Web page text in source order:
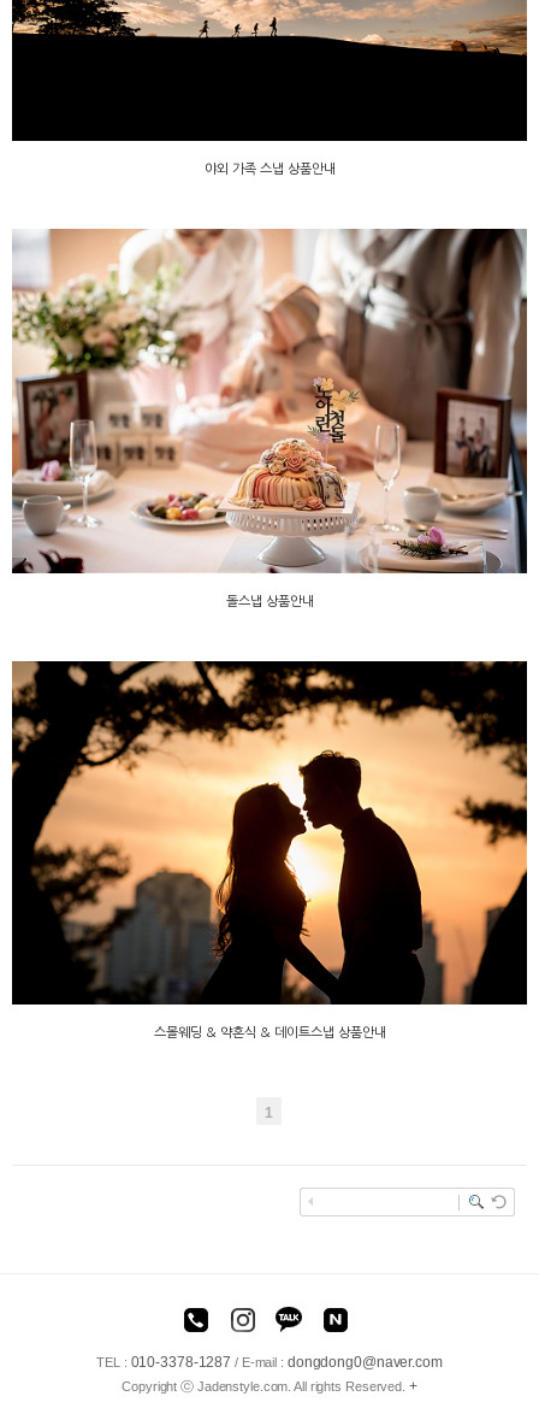
야외 가족 스냅 상품안내
돌스냅 상품안내
돌스냅 상품안내
스몰웨딩 & 약혼식 & 데이트스냅 상품안내
스몰웨딩 & 약혼식 & 데이트스냅 상품안내
1
TEL : 010-3378-1287 / E-mail : dongdong0@naver.com
Copyright ⓒ Jadenstyle.com. All rights Reserved. +